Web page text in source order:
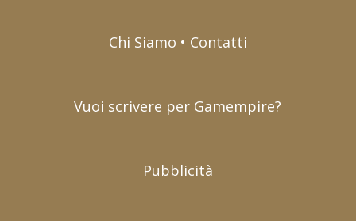
Chi Siamo • Contatti
Vuoi scrivere per Gamempire?
Pubblicità